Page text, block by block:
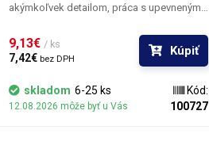
akýmkoľvek detailom, práca s upevneným
súčiastku; maximálna veľkosť - medzera
medzi plne roztiahnutými hrotmi pinzety je
16 mm. Materiál je protikorózny a
antimagnetický.
9,13€ / ks
7,42€ bez DPH
Kúpiť
skladom 6-25 ks
12.08.2026 môže byť u Vás
Kód:
100727